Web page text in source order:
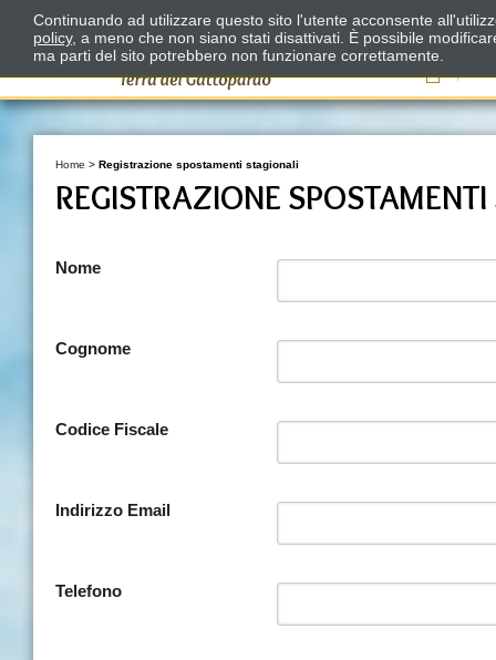
Il
Home > Registrazione spostamenti stagionali
REGISTRAZIONE
Nome
Cognome
Codice Fiscale
Indirizzo Email
Telefono
Continuando ad utilizzare questo sito l'utente acconsente
policy, a meno che non siano stati disattivati. È possibile
ma parti del sito potrebbero non funzionare correttamente.